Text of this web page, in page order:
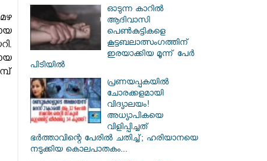
ഓടുന്ന കാറില്‍
ആദിവാസി
പെണ്‍കുട്ടികളെ
കൂട്ടബലാത്സംഗത്തിന്
ഇരയാക്കിയ മൂന്ന് പേര്‍
പിടിയില്‍
പ്രണയപ്പകയിൽ
ചോരക്കളമായി
വിദ്യാലയം!
അധ്യാപികയെ
വിളിപ്പിച്ചത്
ഭർത്താവിന്റെ പേരിൽ ചതിച്ച്; ഹരിയാനയെ
നടുക്കിയ കൊലപാതകം...